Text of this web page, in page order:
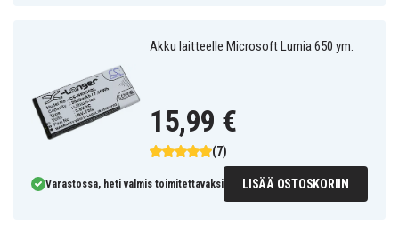
Akku laitteelle Microsoft Lumia 650 ym.
(7)
15,99 €
Varastossa, heti valmis toimitettavaksi LISÄÄ OSTOSKORIIN